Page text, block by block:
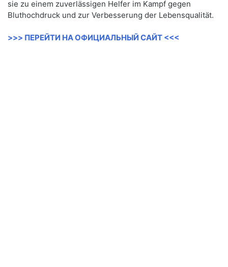
sie zu einem zuverlässigen Helfer im Kampf gegen
Bluthochdruck und zur Verbesserung der Lebensqualität.
>>> ПЕРЕЙТИ НА ОФИЦИАЛЬНЫЙ САЙТ <<<